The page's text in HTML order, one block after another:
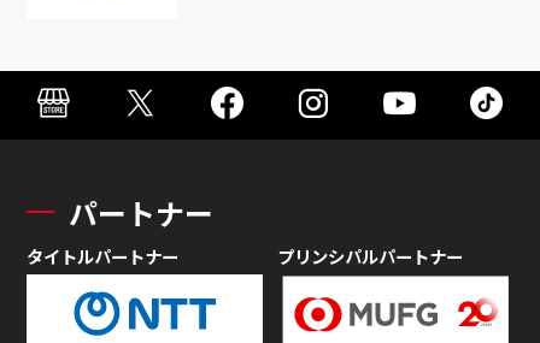
パートナー
タイトルパートナー プリンシパルパートナー